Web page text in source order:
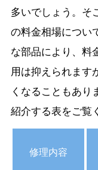
多いでしょう。そ
の料金相場につい
な部品により、料
用は抑えられます
くなることもあり
紹介する表をご覧
修理内容